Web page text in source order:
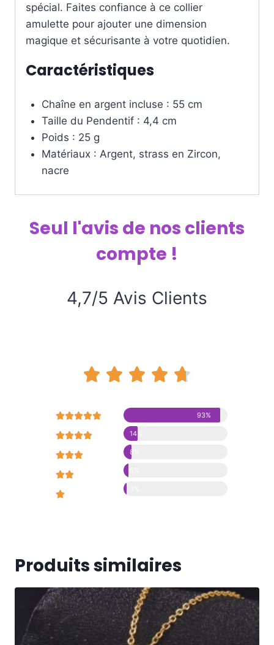
spécial. Faites confiance à ce collier
amulette pour ajouter une dimension
magique et sécurisante à votre quotidien.
Caractéristiques
Chaîne en argent incluse : 55 cm
Taille du Pendentif : 4,4 cm
Poids : 25 g
Matériaux : Argent, strass en Zircon,
nacre
Seul l'avis de nos clients
compte !
4,7/5 Avis Clients
    





93%
14%
8%
Produits similaires